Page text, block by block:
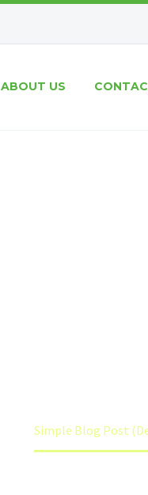
ABOUT US
Simple Blog Post